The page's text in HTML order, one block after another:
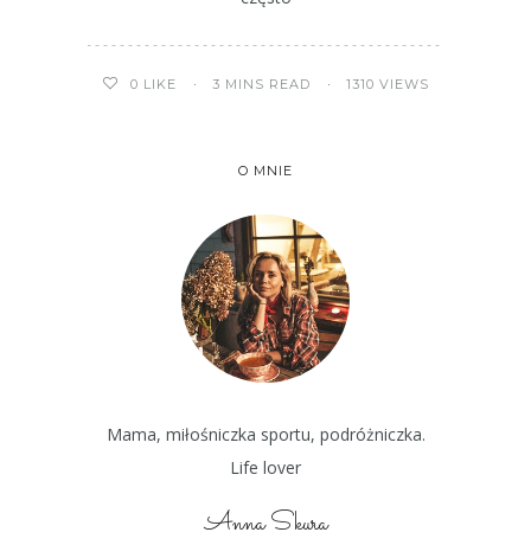
0 LIKE 3 MINS READ 1310 VIEWS
O MNIE
Mama, miłośniczka sportu, podróżniczka.
Life lover
Anna Skura